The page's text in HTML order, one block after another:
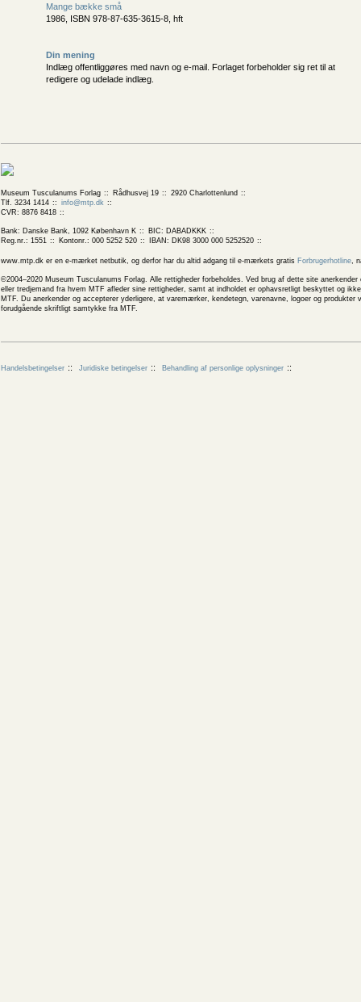
Mange bække små
1986, ISBN 978-87-635-3615-8, hft
Din mening
Indlæg offentliggøres med navn og e-mail. Forlaget forbeholder sig ret til at
redigere og udelade indlæg.
Museum Tusculanums Forlag Rådhusvej 19
2920 Charlottenlund
Tlf. 3234 1414
info@mtp.dk
CVR: 8876 8418
Bank: Danske Bank, 1092 København K
BIC: DABADKKK
Reg.nr.: 1551
Kontonr.: 000 5252 520 IBAN: DK98 3000 000 5252520
www.mtp.dk er en e-mærket netbutik, og derfor har du altid adgang til e-mærkets gratis Forbrugerhotline,
©2004–2020 Museum Tusculanums Forlag. Alle rettigheder forbeholdes. Ved brug af dette site
eller tredjemand fra hvem MTF afleder sine rettigheder, samt at indholdet er ophavsretligt beskyttet og
MTF. Du anerkender og accepterer yderligere, at varemærker, kendetegn, varenavne, logoer og
forudgående skriftligt samtykke fra MTF.
Handelsbetingelser Juridiske betingelser Behandling af personlige oplysninger